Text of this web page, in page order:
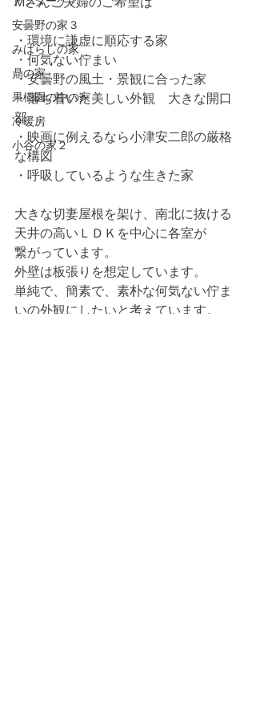
安曇野の家３
みはらしの家
鼎の家
果樹園の中の家
冷暖房
小谷の家２
・環境に謙虚に順応する家
・何気ない佇まい
・安曇野の風土・景観に合った家
・落ち着いた美しい外観　大きな開口
部
・映画に例えるなら小津安二郎の厳格
な構図
・呼吸しているような生きた家
大きな切妻屋根を架け、南北に抜ける
天井の高いＬＤＫを中心に各室が
繋がっています。
外壁は板張りを想定しています。
単純で、簡素で、素朴な何気ない佇ま
いの外観にしたいと考えています。